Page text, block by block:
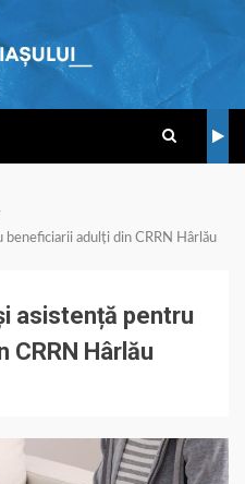
adulți din CRRN Hârlău
asistență pentru
CRRN Hârlău